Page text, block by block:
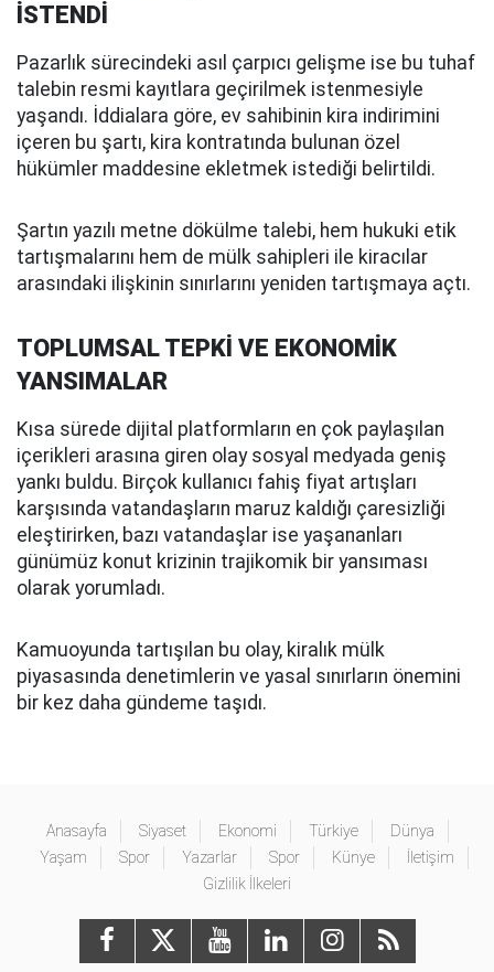
İSTENDİ
Pazarlık sürecindeki asıl çarpıcı gelişme ise bu tuhaf
talebin resmi kayıtlara geçirilmek istenmesiyle
yaşandı. İddialara göre, ev sahibinin kira indirimini
içeren bu şartı, kira kontratında bulunan özel
hükümler maddesine ekletmek istediği belirtildi.
Şartın yazılı metne dökülme talebi, hem hukuki etik
tartışmalarını hem de mülk sahipleri ile kiracılar
arasındaki ilişkinin sınırlarını yeniden tartışmaya açtı.
TOPLUMSAL TEPKİ VE EKONOMİK
YANSIMALAR
Kısa sürede dijital platformların en çok paylaşılan
içerikleri arasına giren olay sosyal medyada geniş
yankı buldu. Birçok kullanıcı fahiş fiyat artışları
karşısında vatandaşların maruz kaldığı çaresizliği
eleştirirken, bazı vatandaşlar ise yaşananları
günümüz konut krizinin trajikomik bir yansıması
olarak yorumladı.
Kamuoyunda tartışılan bu olay, kiralık mülk
piyasasında denetimlerin ve yasal sınırların önemini
bir kez daha gündeme taşıdı.
Anasayfa Siyaset Ekonomi Türkiye
Dünya
Yaşam
Spor Yazarlar Spor Künye
İletişim
Gizlilik İlkeleri